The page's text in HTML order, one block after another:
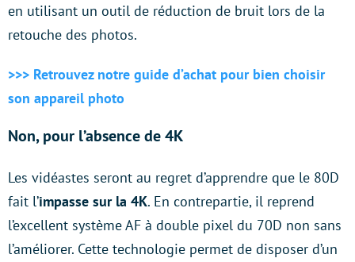
en utilisant un outil de réduction de bruit lors de la
retouche des photos.
>>> Retrouvez notre guide d’achat pour bien choisir
son appareil photo
Non, pour l’absence de 4K
Les vidéastes seront au regret d’apprendre que le 80D
fait l’impasse sur la 4K. En contrepartie, il reprend
l’excellent système AF à double pixel du 70D non sans
l’améliorer. Cette technologie permet de disposer d’un